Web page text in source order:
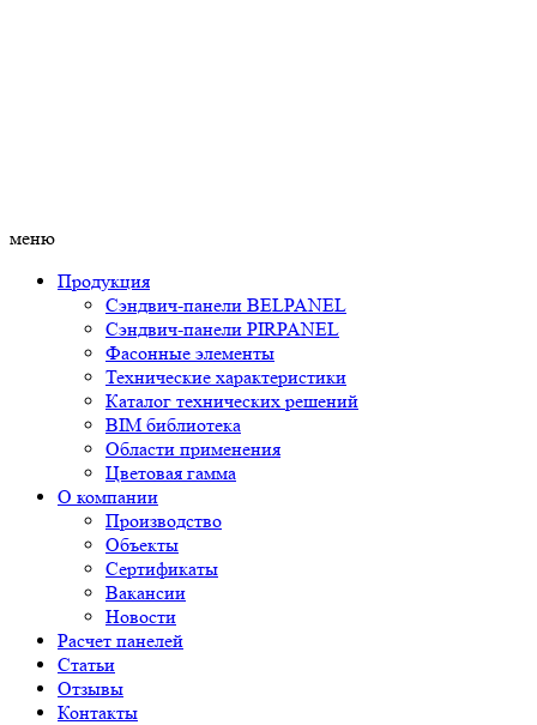
меню
Продукция
Сэндвич-панели BELPANEL
Сэндвич-панели PIRPANEL
Фасонные элементы
Технические характеристики
Каталог технических решений
BIM библиотека
Области применения
Цветовая гамма
О компании
Производство
Объекты
Сертификаты
Вакансии
Новости
Расчет панелей
Статьи
Отзывы
Контакты